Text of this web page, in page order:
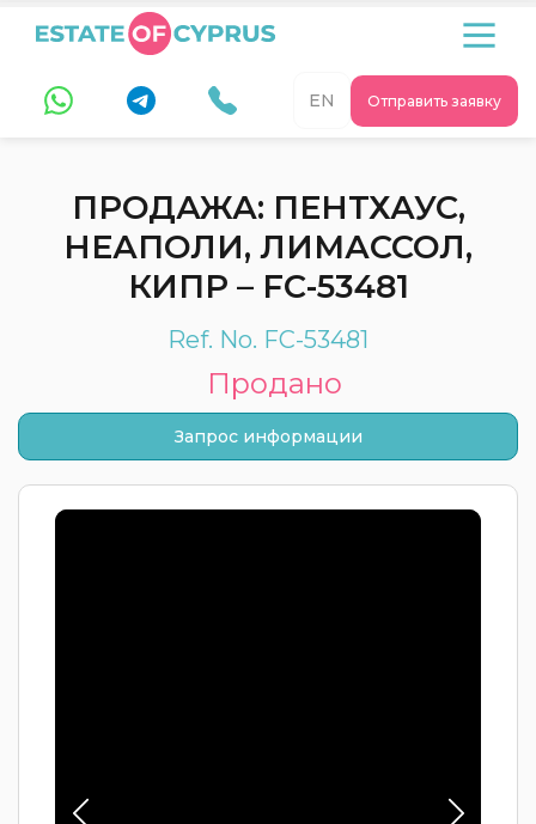
Отправить заявку
EN
ПРОДАЖА: ПЕНТХАУС,
НЕАПОЛИ, ЛИМАССОЛ,
КИПР – FC-53481
Ref. No. FC-53481
Продано
Запрос информации